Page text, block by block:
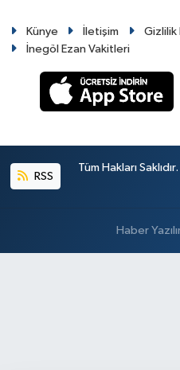
Künye İletişim
Gizlilik
İnegöl Ezan Vakitleri
RSS
Tüm Hakları
Haber